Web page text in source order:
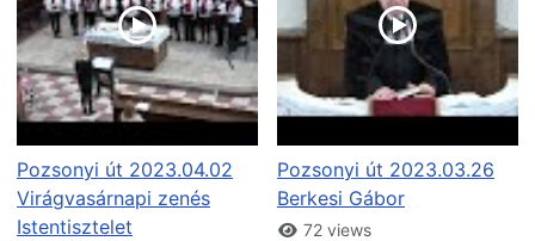
Pozsonyi út 2023.04.02
Virágvasárnapi zenés
Istentisztelet
Pozsonyi út 2023.03.26
Berkesi Gábor
72 views